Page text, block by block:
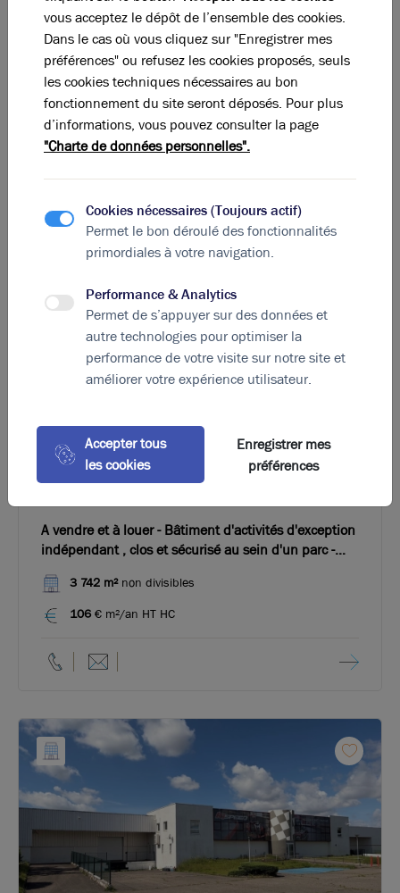
B C D E F G
Indice d'émission de gaz à effet de serre
Diagnostic GES en cours
La perle rare pour votreprojet immobilier
Ces offres peuvent vous intéresser !
Photos (10)
A vendre et à louer - Bâtiment d'activités d'exception
indépendant , clos et sécurisé au sein d'un parc -
3 742 m²non divisibles
106 € m²/an HT HC
vous acceptez le dépôt de l’ensemble des cookies.
Dans le cas où vous cliquez sur "Enregistrer mes
préférences" ou refusez les cookies proposés, seuls
les cookies techniques nécessaires au bon
fonctionnement du site seront déposés. Pour plus
d’informations, vous pouvez consulter la page
"Charte de données personnelles".
Cookies nécessaires (Toujours actif)
Permet le bon déroulé des fonctionnalités
primordiales à votre navigation.
Performance & Analytics
Permet de s’appuyer sur des données et
autre technologies pour optimiser la
performance de votre visite sur notre site et
améliorer votre expérience utilisateur.
Accepter tous
les cookies
Enregistrer mes
préférences